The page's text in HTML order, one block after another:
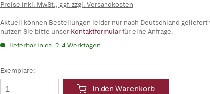
Preise inkl. MwSt., ggf. zzgl. Versandkosten
Aktuell können Bestellungen leider nur nach Deutschland
nutzen Sie bitte unser Kontaktformularfür eine Anfrage.
lieferbar in ca. 2-4 Werktagen
Exemplare:
In den Warenkorb